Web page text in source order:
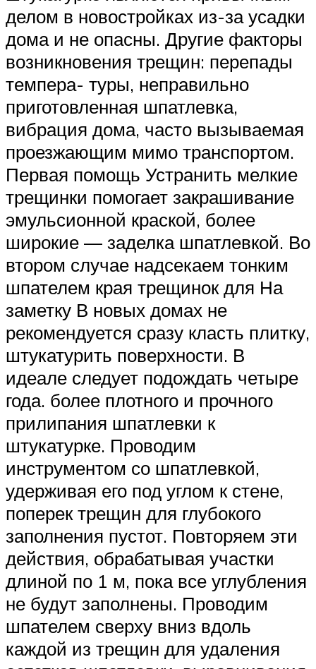
делом в новостройках из-за усадки
дома и не опасны. Другие факторы
возникновения трещин: перепады
темпера- туры, неправильно
приготовленная шпатлевка,
вибрация дома, часто вызываемая
проезжающим мимо транспортом.
Первая помощь Устранить мелкие
трещинки помогает закрашивание
эмульсионной краской, более
широкие — заделка шпатлевкой. Во
втором случае надсекаем тонким
шпателем края трещинок для На
заметку В новых домах не
рекомендуется сразу класть плитку,
штукатурить поверхности. В
идеале следует подождать четыре
года. более плотного и прочного
прилипания шпатлевки к
штукатурке. Проводим
инструментом со шпатлевкой,
удерживая его под углом к стене,
поперек трещин для глубокого
заполнения пустот. Повторяем эти
действия, обрабатывая участки
длиной по 1 м, пока все углубления
не будут заполнены. Проводим
шпателем сверху вниз вдоль
каждой из трещин для удаления